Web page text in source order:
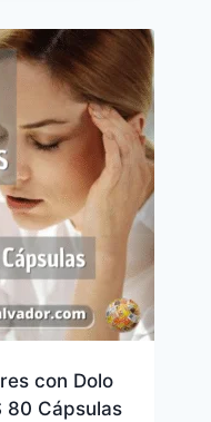
con Dolo
80 Cápsulas